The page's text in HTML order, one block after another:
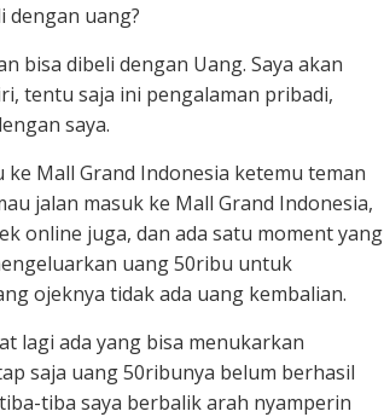
dengan uang?
bisa dibeli dengan Uang. Saya akan
tentu saja ini pengalaman pribadi,
saya.
Mall Grand Indonesia ketemu teman
jalan masuk ke Mall Grand Indonesia,
online juga, dan ada satu moment yang
uang 50ribu untuk
ojeknya tidak ada uang kembalian.
lagi ada yang bisa menukarkan
saja uang 50ribunya belum berhasil
tiba saya berbalik arah nyamperin